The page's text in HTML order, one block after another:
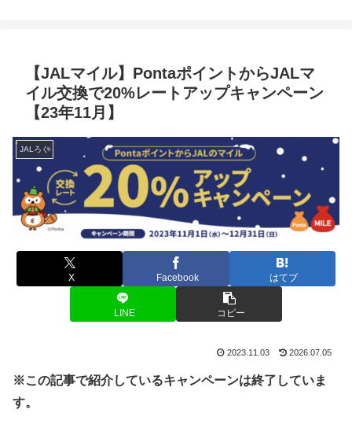
【JALマイル】PontaポイントからJALマ
イル交換で20%レートアップキャンペーン
【23年11月】
JALろぐ
X Facebook はてブ
LINE コピー
2023.11.03 2026.07.05
※この記事で紹介しているキャンペーンは終了していま
す。